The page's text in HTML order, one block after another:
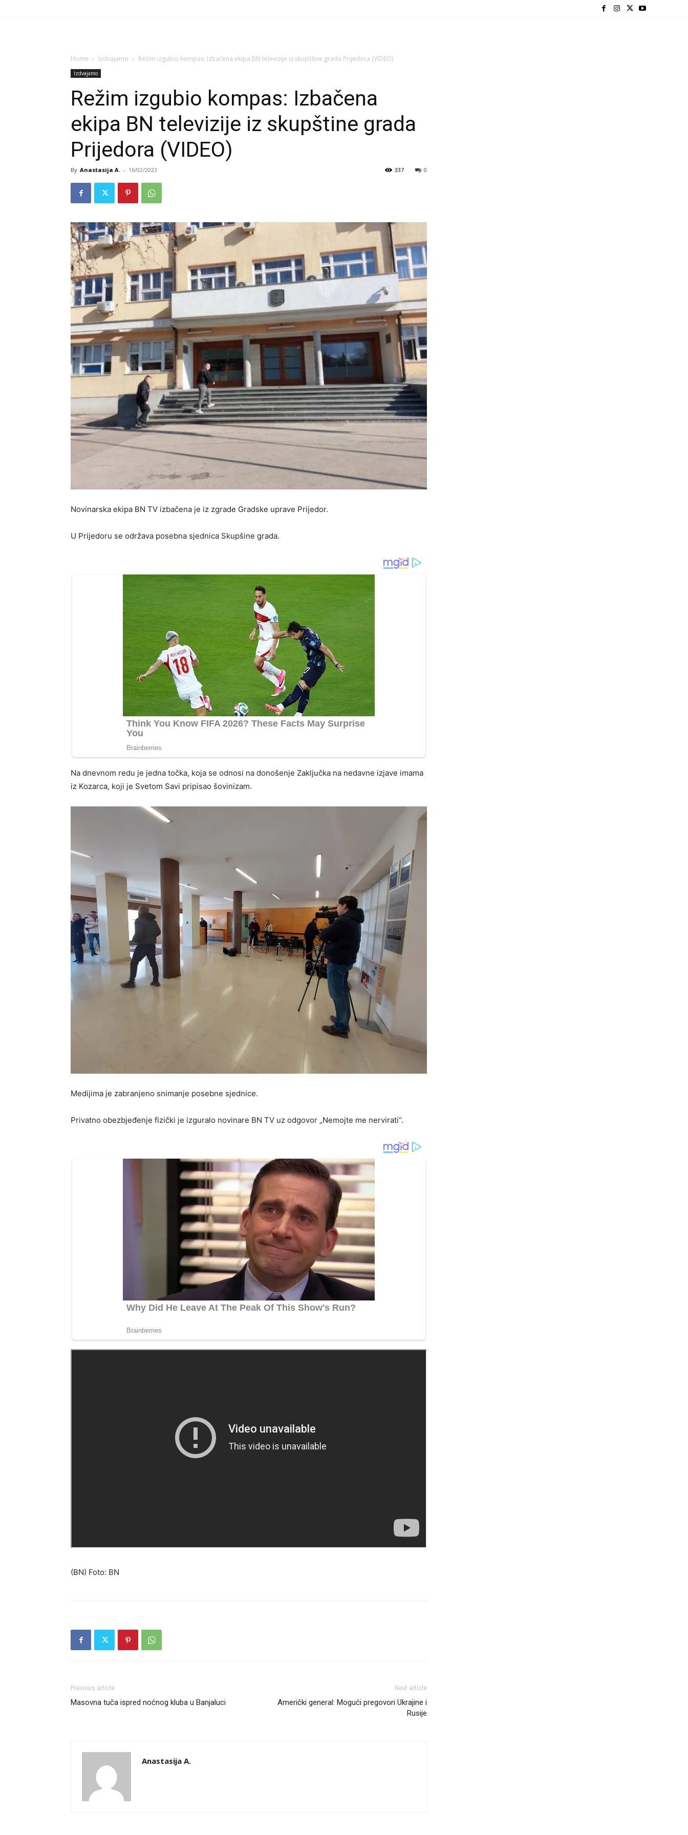
Home Izdvajamo Režim izgubio kompas: Izbačena ekipa BN televizije iz skupštine grada Prijedora (VIDEO)
Izdvajamo
Režim izgubio kompas: Izbačena
ekipa BN televizije iz skupštine grada
Prijedora (VIDEO)
By Anastasija A. - 16/02/2023 0
337
Novinarska ekipa BN TV izbačena je iz zgrade Gradske uprave Prijedor.
U Prijedoru se održava posebna sjednica Skupšine grada.
Na dnevnom redu je jedna točka, koja se odnosi na donošenje Zaključka na nedavne izjave imama
iz Kozarca, koji je Svetom Savi pripisao šovinizam.
Medijima je zabranjeno snimanje posebne sjednice.
Privatno obezbjeđenje fizički je izguralo novinare BN TV uz odgovor „Nemojte me nervirati“.
(BN) Foto: BN
Previous article
Masovna tuča ispred noćnog kluba u Banjaluci
Next article
Američki general: Mogući pregovori Ukrajine i
Rusije
Anastasija A.